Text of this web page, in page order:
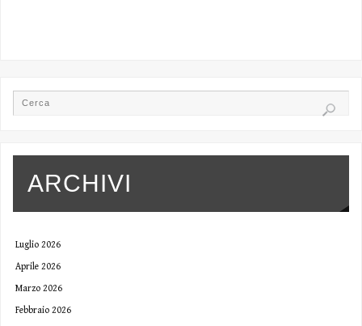
ARCHIVI
Luglio 2026
Aprile 2026
Marzo 2026
Febbraio 2026